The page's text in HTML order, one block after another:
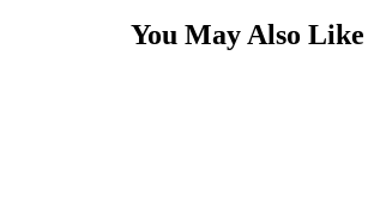
You May Also Like